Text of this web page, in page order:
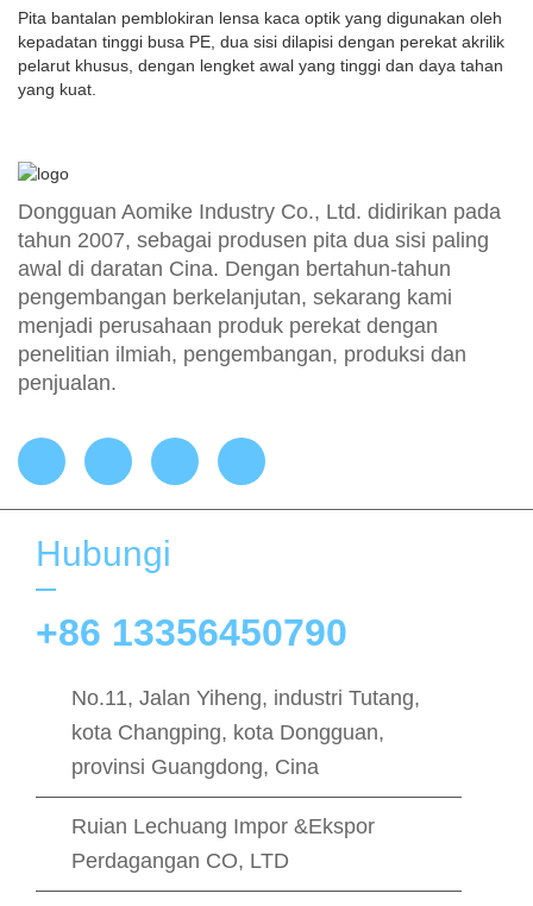
Pita bantalan pemblokiran lensa kaca optik yang digunakan oleh
kepadatan tinggi busa PE, dua sisi dilapisi dengan perekat akrilik
pelarut khusus, dengan lengket awal yang tinggi dan daya tahan
yang kuat.
Dongguan Aomike Industry Co., Ltd. didirikan pada
tahun 2007, sebagai produsen pita dua sisi paling
awal di daratan Cina. Dengan bertahun-tahun
pengembangan berkelanjutan, sekarang kami
menjadi perusahaan produk perekat dengan
penelitian ilmiah, pengembangan, produksi dan
penjualan.
Hubungi
+86 13356450790
No.11, Jalan Yiheng, industri Tutang,
kota Changping, kota Dongguan,
provinsi Guangdong, Cina
Ruian Lechuang Impor &Ekspor
Perdagangan CO, LTD